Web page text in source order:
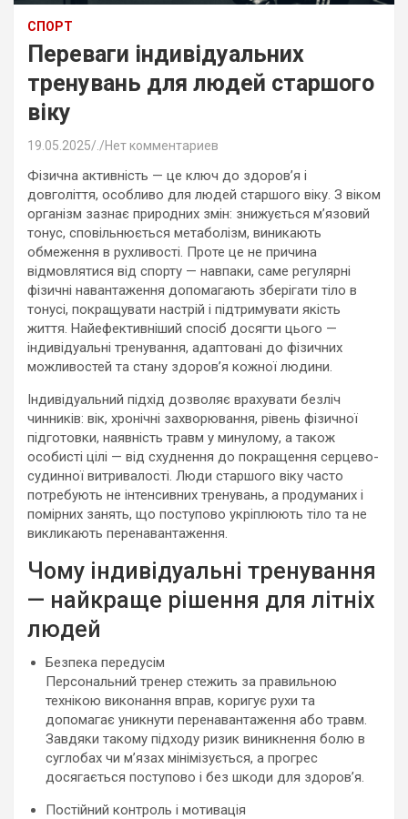
СПОРТ
Переваги індивідуальних
тренувань для людей старшого
віку
19.05.2025 Нет комментариев
Фізична активність — це ключ до здоров’я і
довголіття, особливо для людей старшого віку. З віком
організм зазнає природних змін: знижується м’язовий
тонус, сповільнюється метаболізм, виникають
обмеження в рухливості. Проте це не причина
відмовлятися від спорту — навпаки, саме регулярні
фізичні навантаження допомагають зберігати тіло в
тонусі, покращувати настрій і підтримувати якість
життя. Найефективніший спосіб досягти цього —
індивідуальні тренування, адаптовані до фізичних
можливостей та стану здоров’я кожної людини.
Індивідуальний підхід дозволяє врахувати безліч
чинників: вік, хронічні захворювання, рівень фізичної
підготовки, наявність травм у минулому, а також
особисті цілі — від схуднення до покращення серцево-
судинної витривалості. Люди старшого віку часто
потребують не інтенсивних тренувань, а продуманих і
помірних занять, що поступово укріплюють тіло та не
викликають перенавантаження.
Чому індивідуальні тренування
— найкраще рішення для літніх
людей
Безпека передусім
Персональний тренер стежить за правильною
технікою виконання вправ, коригує рухи та
допомагає уникнути перенавантаження або травм.
Завдяки такому підходу ризик виникнення болю в
суглобах чи м’язах мінімізується, а прогрес
досягається поступово і без шкоди для здоров’я.
Постійний контроль і мотивація